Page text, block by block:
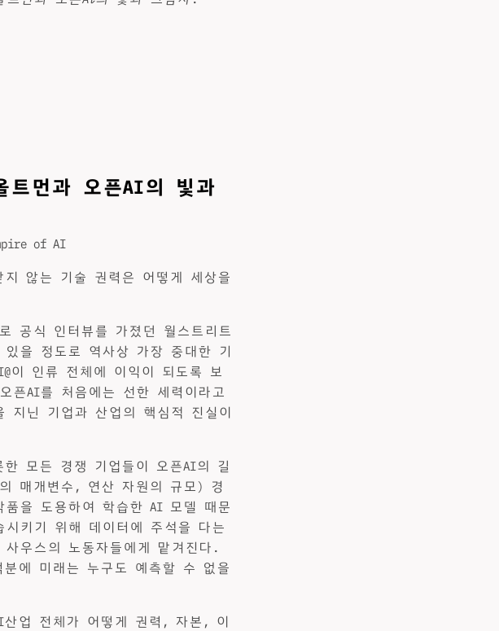
먼과 오픈AI의 빛과
of AI
않는 기술 권력은 어떻게 세상을
공식 인터뷰를 가졌던 월스트리트
을 정도로 역사상 가장 중대한 기
이 인류 전체에 이익이 되도록 보
픈AI를 처음에는 선한 세력이라고
지닌 기업과 산업의 핵심적 진실이
한 모든 경쟁 기업들이 오픈AI의 길
매개변수, 연산 자원의 규모) 경
을 도용하여 학습한 AI 모델 때문
키기 위해 데이터에 주석을 다는
우스의 노동자들에게 맡겨진다.
에 미래는 누구도 예측할 수 없을
업 전체가 어떻게 권력, 자본, 이